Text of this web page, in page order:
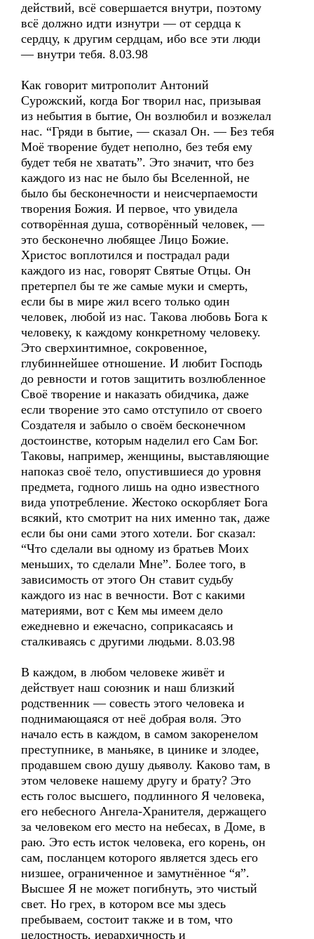
действий, всё совершается внутри, поэтому
всё должно идти изнутри — от сердца к
сердцу, к другим сердцам, ибо все эти люди
— внутри тебя. 8.03.98
Как говорит митрополит Антоний
Сурожский, когда Бог творил нас, призывая
из небытия в бытие, Он возлюбил и возжелал
нас. “Гряди в бытие, — сказал Он. — Без тебя
Моё творение будет неполно, без тебя ему
будет тебя не хватать”. Это значит, что без
каждого из нас не было бы Вселенной, не
было бы бесконечности и неисчерпаемости
творения Божия. И первое, что увидела
сотворённая душа, сотворённый человек, —
это бесконечно любящее Лицо Божие.
Христос воплотился и пострадал ради
каждого из нас, говорят Святые Отцы. Он
претерпел бы те же самые муки и смерть,
если бы в мире жил всего только один
человек, любой из нас. Такова любовь Бога к
человеку, к каждому конкретному человеку.
Это сверхинтимное, сокровенное,
глубиннейшее отношение. И любит Господь
до ревности и готов защитить возлюбленное
Своё творение и наказать обидчика, даже
если творение это само отступило от своего
Создателя и забыло о своём бесконечном
достоинстве, которым наделил его Сам Бог.
Таковы, например, женщины, выставляющие
напоказ своё тело, опустившиеся до уровня
предмета, годного лишь на одно известного
вида употребление. Жестоко оскорбляет Бога
всякий, кто смотрит на них именно так, даже
если бы они сами этого хотели. Бог сказал:
“Что сделали вы одному из братьев Моих
меньших, то сделали Мне”. Более того, в
зависимость от этого Он ставит судьбу
каждого из нас в вечности. Вот с какими
материями, вот с Кем мы имеем дело
ежедневно и ежечасно, соприкасаясь и
сталкиваясь с другими людьми. 8.03.98
В каждом, в любом человеке живёт и
действует наш союзник и наш близкий
родственник — совесть этого человека и
поднимающаяся от неё добрая воля. Это
начало есть в каждом, в самом закоренелом
преступнике, в маньяке, в цинике и злодее,
продавшем свою душу дьяволу. Каково там, в
этом человеке нашему другу и брату? Это
есть голос высшего, подлинного Я человека,
его небесного Ангела-Хранителя, держащего
за человеком его место на небесах, в Доме, в
раю. Это есть исток человека, его корень, он
сам, посланцем которого является здесь его
низшее, ограниченное и замутнённое “я”.
Высшее Я не может погибнуть, это чистый
свет. Но грех, в котором все мы здесь
пребываем, состоит также и в том, что
целостность, иерархичность и